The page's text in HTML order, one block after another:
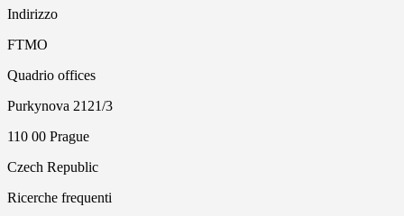
Indirizzo
FTMO
Quadrio offices
Purkynova 2121/3
110 00 Prague
Czech Republic
Ricerche frequenti